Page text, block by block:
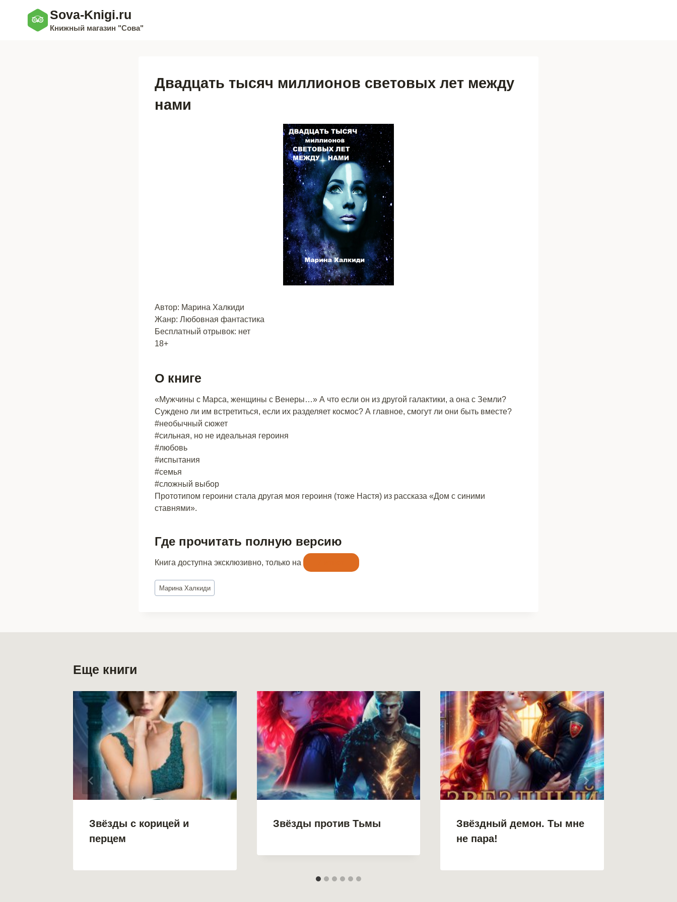
содержимому
Sova-Knigi.ru
Книжный магазин "Сова"
Двадцать тысяч миллионов световых лет между
нами
Автор: Марина Халкиди
Жанр: Любовная фантастика
Бесплатный отрывок: нет
18+
О книге
«Мужчины с Марса, женщины с Венеры…» А что если он из другой галактики, а она с Земли?
Суждено ли им встретиться, если их разделяет космос? А главное, смогут ли они быть вместе?
#необычный сюжет
#сильная, но не идеальная героиня
#любовь
#испытания
#семья
#сложный выбор
Прототипом героини стала другая моя героиня (тоже Настя) из рассказа «Дом с синими
ставнями».
Где прочитать полную версию
Книга доступна эксклюзивно, только на
Метки
записи:
Марина Халкиди
Еще книги
Звёзды с корицей и
перцем
Звёзды против Тьмы
Звёздный демон. Ты мне
не пара!